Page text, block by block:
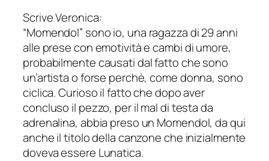
Scrive Veronica:
“Momendol” sono io, una ragazza di 29 anni
alle prese con emotività e cambi di umore,
probabilmente causati dal fatto che sono
un’artista o forse perchè, come donna, sono
ciclica. Curioso il fatto che dopo aver
concluso il pezzo, per il mal di testa da
adrenalina, abbia preso un Momendol, da qui
anche il titolo della canzone che inizialmente
doveva essere Lunatica.